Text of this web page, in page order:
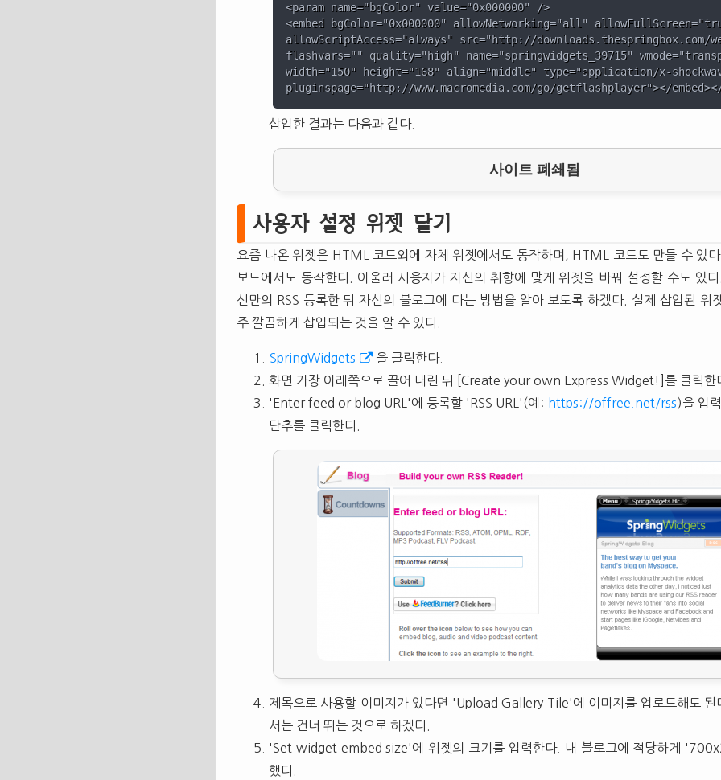
<param name="bgColor" value="0x000000" />
<embed bgColor="0x000000" allowNetworking="all"
allowScriptAccess="always" src="http://downloads.thespringbox.com/
flashvars="" quality="high" name="springwidgets_39715"
width="150" height="168" align="middle" type="application/x-
삽입한 결과는 다음과 같다.
사이트 폐쇄됨
사용자 설정 위젯 달기
요즘 나온 위젯은 HTML 코드외에 자체 위젯에서도 동작하며, HTML 코드도 만들 수 있
보드에서도 동작한다. 아울러 사용자가 자신의 취향에 맞게 위젯을 바꿔 설정할 수도 있
신만의 RSS 등록한 뒤 자신의 블로그에 다는 방법을 알아 보도록 하겠다. 실제 삽입된 위
주 깔끔하게 삽입되는 것을 알 수 있다.
SpringWidgets
을 클릭한다.
화면 가장 아래쪽으로 끌어 내린 뒤 [Create your own Express Widget!]를 클릭한
'Enter feed or blog URL'에 등록할 'RSS URL'(예: https://offree.net/rss)을 입
단추를 클릭한다.
제목으로 사용할 이미지가 있다면 'Upload Gallery Tile'에 이미지를 업로드해도 된
서는 건너 뛰는 것으로 하겠다.
'Set widget embed size'에 위젯의 크기를 입력한다. 내 블로그에 적당하게
했다.